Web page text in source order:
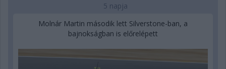
5 napja
Molnár Martin második lett Silverstone-ban, a
bajnokságban is előrelépett